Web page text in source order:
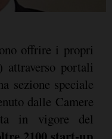
offrire i propri
attraverso portali
sezione speciale
dalle Camere
in vigore del